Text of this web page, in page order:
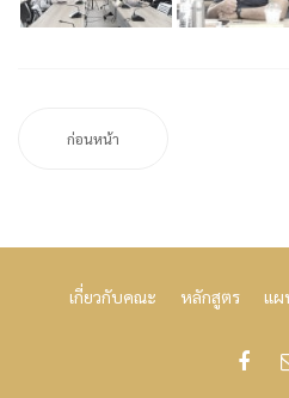
ก่อนหน้า
เกี่ยวกับคณะ หลักสูตร แผ